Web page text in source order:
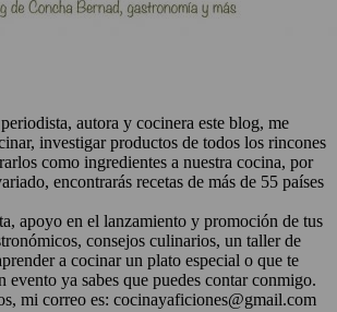
autora y cocinera este blog, me
investigar productos de todos los rincones
como ingredientes a nuestra cocina, por
encontrarás recetas de más de 55 países
apoyo en el lanzamiento y promoción de tus
consejos culinarios, un taller de
a cocinar un plato especial o que te
evento ya sabes que puedes contar conmigo.
mi correo es: cocinayaficiones@gmail.com